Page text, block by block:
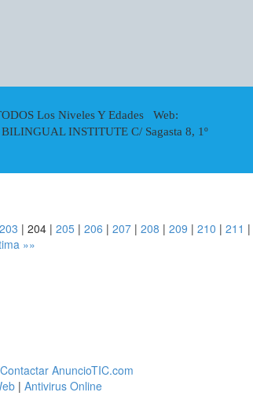
Los Niveles Y Edades Web:
INSTITUTE C/ Sagasta 8, 1º
203 | 204 | 205 | 206 | 207 | 208 | 209 | 210 | 211 |
»»
Contactar AnuncioTIC.com
| Antivirus Online